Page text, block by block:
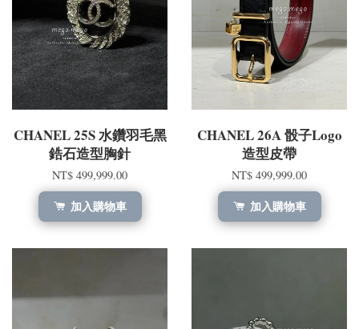
CHANEL 25S 水鑽羽毛黑
鋯石造型胸針
NT$ 499,999.00
加入購物車
CHANEL 26A 骰子Logo
造型皮帶
NT$ 499,999.00
加入購物車